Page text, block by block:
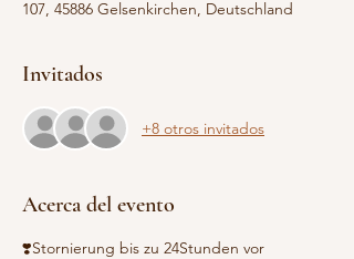
107, 45886 Gelsenkirchen, Deutschland
Invitados
+8 otros invitados
Acerca del evento
❣️Stornierung bis zu 24Stunden vor